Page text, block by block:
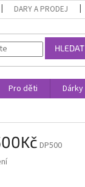
DARY A PRODEJ
HLEDAT
Pro děti Dárky
DP500